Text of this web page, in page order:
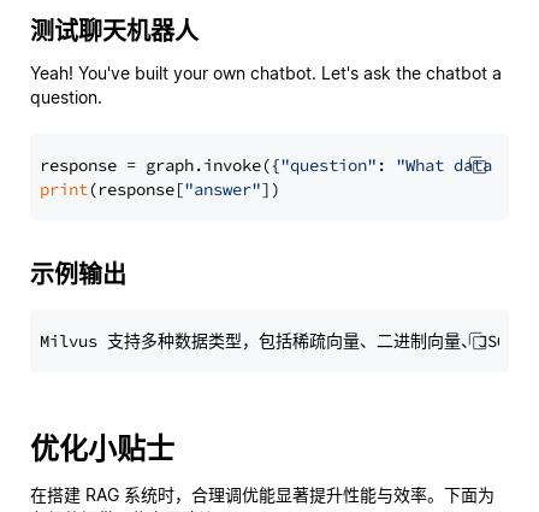
测试聊天机器人
Yeah! You've built your own chatbot. Let's ask the chatbot a
question.
response = graph.invoke({"question" : "What data
print(response["answer"
示例输出
优化小贴士
在搭建 RAG 系统时，合理调优能显著提升性能与效率。下面为